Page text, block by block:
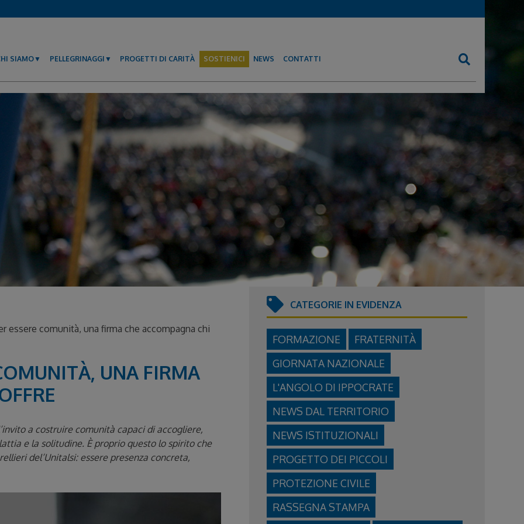
SIAMO PELLEGRINAGGI PROGETTI DI CARITÀ SOSTIENICI NEWS CONTATTI
essere comunità, una firma che accompagna chi
UNA FIRMA
a costruire comunità capaci di accogliere,
e la solitudine. È proprio questo lo spirito che
del’Unitalsi: essere presenza concreta,
CATEGORIE IN EVIDENZA
FORMAZIONE
FRATERNITÀ
GIORNATA NAZIONALE
L'ANGOLO DI IPPOCRATE
NEWS DAL TERRITORIO
NEWS ISTITUZIONALI
PROGETTO DEI PICCOLI
PROTEZIONE CIVILE
RASSEGNA STAMPA